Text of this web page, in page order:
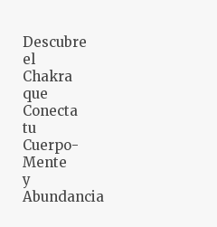
Descubre
el
Chakra
que
Conecta
tu
Cuerpo-
Mente
y
Abundancia